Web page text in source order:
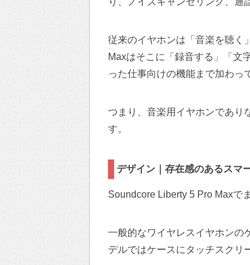
従来のイヤホンは「音楽を聴く
Maxはそこに「録音する」「文
った仕事向けの機能まで加わっ
つまり、音楽用イヤホンであり
す。
デザイン｜存在感のあるスマ
Soundcore Liberty 5 Pro Maxで
一般的なワイヤレスイヤホンの
デルではケースにタッチスクリ